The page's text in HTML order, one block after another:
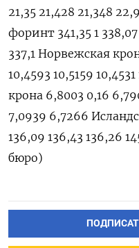
21,35 21,428 21,348
форинт 341,35 1
337,1 Норвежская
10,4593 10,5159
крона 6,8003 0,16
7,0939 6,7266
136,09 136,43 136,26
бюро)